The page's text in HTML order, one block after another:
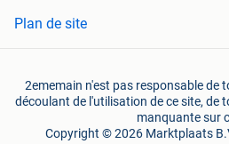
Plan de site
2ememain n'est pas responsable de
découlant de l'utilisation de ce site, de
manquante sur
Copyright © 2026 Marktplaats